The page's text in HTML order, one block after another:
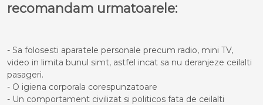
recomandam urmatoarele:
- Sa folosesti aparatele personale precum radio, mini TV,
video in limita bunul simt, astfel incat sa nu deranjeze ceilalti
pasageri.
- O igiena corporala corespunzatoare
- Un comportament civilizat si politicos fata de ceilalti